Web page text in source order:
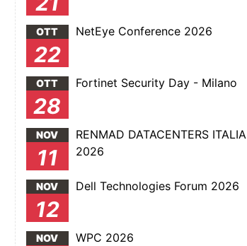
OTT
22
NetEye Conference 2026
OTT
28
Fortinet Security Day - Milano
NOV
11
RENMAD DATACENTERS ITALIA
2026
NOV
12
Dell Technologies Forum 2026
NOV WPC 2026